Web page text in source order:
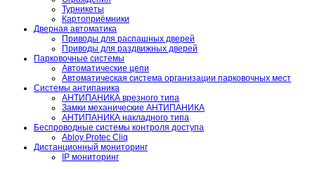
Турникеты
Картоприёмники
Дверная автоматика
Приводы для распашных дверей
Приводы для раздвижных дверей
Парковочные системы
Автоматические цепи
Автоматическая система организации парковочных мест
Системы антипаника
АНТИПАНИКА врезного типа
Замки механические АНТИПАНИКА
АНТИПАНИКА накладного типа
Беспроводные системы контроля доступа
Abloy Protec Cliq
Дистанционный мониторинг
IP мониторинг